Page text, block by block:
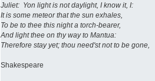
Juliet: Yon light is not daylight, I know it, I:
It is some meteor that the sun exhales,
To be to thee this night a torch-bearer,
And light thee on thy way to Mantua:
Therefore stay yet; thou need'st not to be gone,
Shakespeare